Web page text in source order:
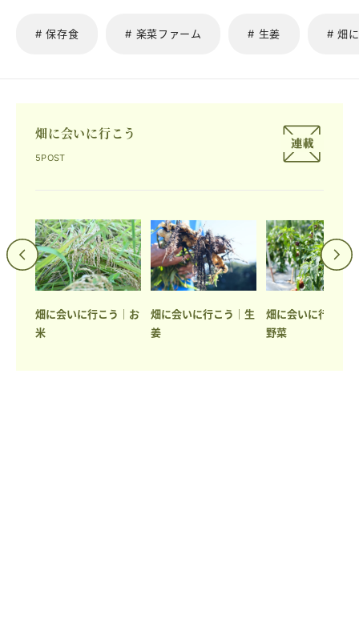
# 保存食 # 楽菜ファーム # 生姜 # 畑
畑に会いに行こう
5POST
畑に会いに行こう｜お
米
畑に会いに行こう｜生
姜
畑に会いに行こう
野菜